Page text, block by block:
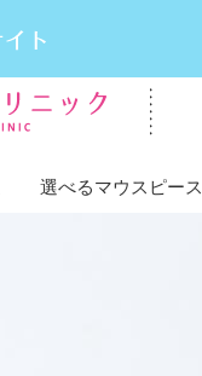
選べるマウスピース